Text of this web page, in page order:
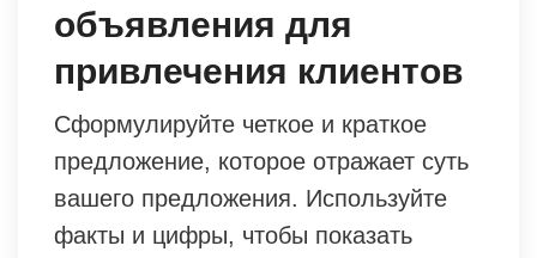
объявления для
привлечения клиентов
Сформулируйте четкое и краткое
предложение, которое отражает суть
вашего предложения. Используйте
факты и цифры, чтобы показать